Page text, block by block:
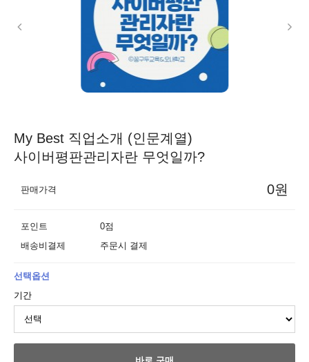
My Best 직업소개 (인문계열)
사이버평판관리자란 무엇일까?
판매가격 0원
포인트
0점
배송비결제
주문시 결제
선택옵션
기간